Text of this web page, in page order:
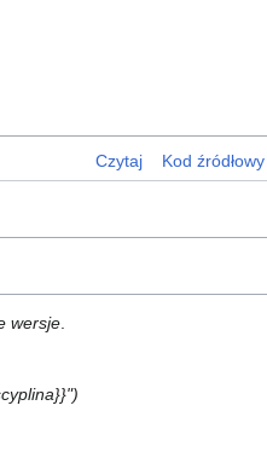
Czytaj Kod źródłowy
wersje